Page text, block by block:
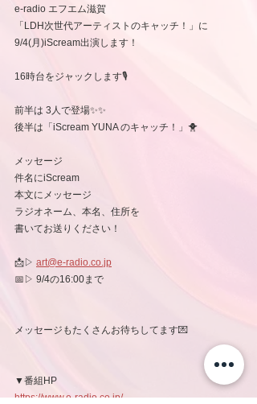
e-radio エフエム滋賀
「LDH次世代アーティストのキャッチ！」に
9/4(月)iScream出演します！
16時台をジャックします🎙️
前半は 3人で登場✨✨
後半は「iScream YUNA のキャッチ！」🐥
メッセージ
件名にiScream
本文にメッセージ
ラジオネーム、本名、住所を
書いてお送りください！
📩▷ art@e-radio.co.jp
📅▷ 9/4の16:00まで
メッセージもたくさんお待ちしてます💌
▼番組HP
https://www.e-radio.co.jp/